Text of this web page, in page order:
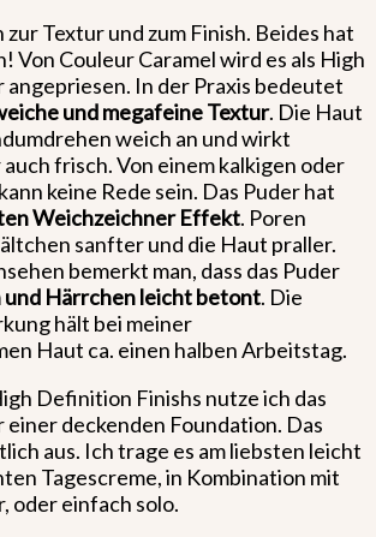
zur Textur und zum Finish. Beides hat
Von Couleur Caramel wird es als High
In der Praxis bedeutet
und megafeine Textur. Die Haut
weich an und wirkt
frisch. Von einem kalkigen oder
keine Rede sein. Das Puder hat
Weichzeichner Effekt. Poren
sanfter und die Haut praller.
bemerkt man, dass das Puder
Härrchen leicht betont. Die
hält bei meiner
Haut ca. einen halben Arbeitstag.
Definition Finishs nutze ich das
einer deckenden Foundation. Das
aus. Ich trage es am liebsten leicht
Tagescreme, in Kombination mit
oder einfach solo.